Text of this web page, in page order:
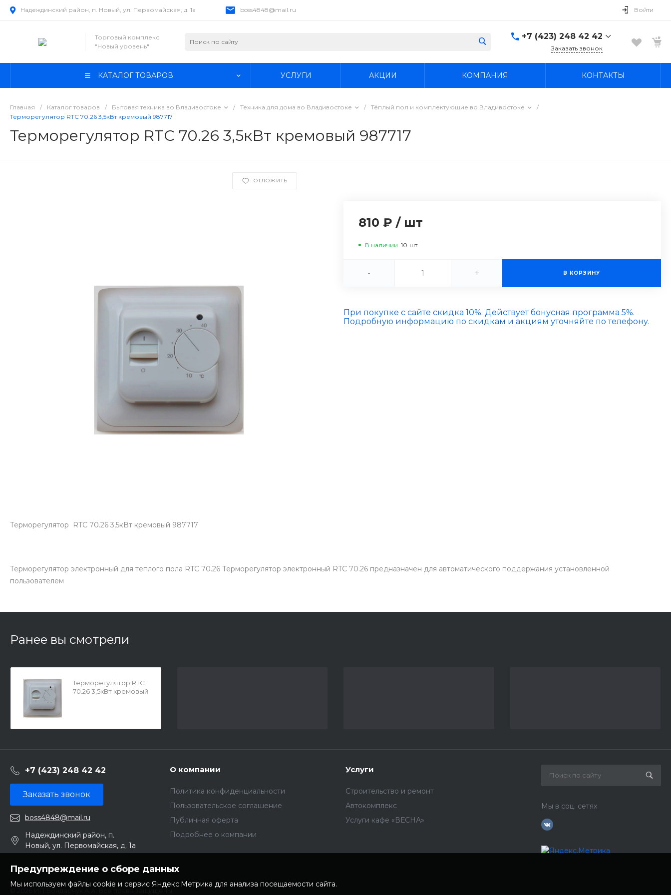
Надеждинский район, п. Новый, ул. Первомайская, д. 1а boss4848@mail.ru Войти
Торговый комплекс
"Новый уровень"
+7 (423) 248 42 42
Надеждинский район, п.
Заказать звонок
КАТАЛОГ ТОВАРОВ УСЛУГИ АКЦИИ КОМПАНИЯ КОНТАКТЫ
Главная / Каталог товаров / Бытовая техника во Владивостоке / Техника для дома во Владивостоке / Тёплый пол и комплектующие во Владивостоке
/
Терморегулятор RTC 70.26 3,5кВт кремовый 987717
Терморегулятор RTC 70.26 3,5кВт кремовый 987717
ОТЛОЖИТЬ
Терморегулятор RTC 70.26 3,5кВт кремовый 987717
810 ₽ / шт
В наличии 10 шт
- + В КОРЗИНУ
При покупке с сайте скидка 10%. Действует бонусная программа 5%.
Подробную информацию по скидкам и акциям уточняйте по телефону.
Терморегулятор электронный для теплого пола RTC 70.26 Терморегулятор электронный RTC 70.26 предназначен для автоматического поддержания установленной
пользователем
Ранее вы смотрели
Терморегулятор RTC
70.26 3,5кВт кремовый
+7 (423) 248 42 42
Заказать звонок
boss4848@mail.ru
Надеждинский район, п.
Новый, ул. Первомайская, д. 1а
О компании
Политика конфиденциальности
Пользовательское соглашение
Публичная оферта
Подробнее о компании
Услуги
Строительство и ремонт
Автокомплекс
Услуги кафе «ВЕСНА»
Мы в соц. сетях
© 2026 ИП Бондарчук А.А. Все права защищены.
Предупреждение о сборе данных
Мы используем файлы cookie и сервис Яндекс.Метрика для анализа посещаемости сайта.